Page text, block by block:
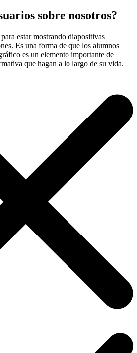
sobre nosotros?
estar mostrando diapositivas
Es una forma de que los alumnos
es un elemento importante de
que hagan a lo largo de su vida.